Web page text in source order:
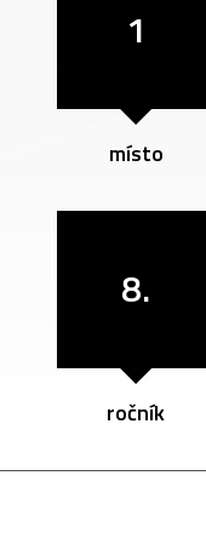
1
místo
8.
ročník